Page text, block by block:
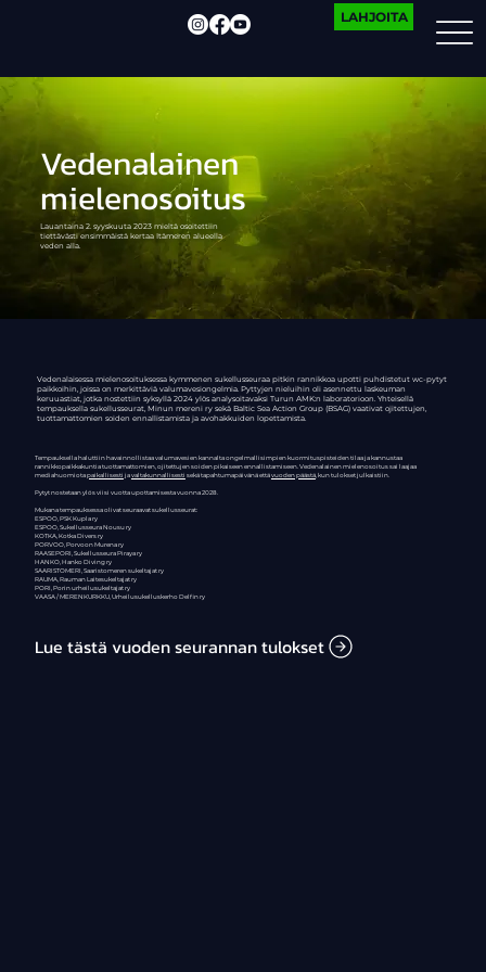
LAHJOITA
Vedenalainen
mielenosoitus
Lauantaina 2. syyskuuta 2023 mieltä osoitettiin
tiettävästi ensimmäistä kertaa Itämeren alueella
veden alla.
Vedenalaisessa mielenosoituksessa kymmenen sukellusseuraa pitkin rannikkoa upotti puhdistetut wc-pytyt
paikkoihin, joissa on merkittäviä valumavesiongelmia. Pyttyjen nieluihin oli asennettu laskeuman
keruuastiat, jotka nostettiin syksyllä 2024 ylös analysoitavaksi Turun AMK:n laboratorioon. Yhteisellä
tempauksella sukellusseurat, Minun mereni ry sekä Baltic Sea Action Group (BSAG) vaativat ojitettujen,
tuottamattomien soiden ennallistamista ja avohakkuiden lopettamista.
Tempauksella haluttiin havainnollistaa valumavesien kannalta ongelmallisimpien kuormituspisteiden tilaa ja kannustaa
rannikkopaikkakuntia tuottamattomien, ojitettujen soiden pikaiseen ennallistamiseen. Vedenalainen mielenosoitus sai laajaa
mediahuomiotapaikallisesti javaltakunnallisesti sekä tapahtumapäivänä ettävuoden päästä, kun tulokset julkaistiin.
Pytyt nostetaan ylös viisi vuotta upottamisesta vuonna 2028.
Mukana tempauksessa olivat seuraavat sukellusseurat:
ESPOO, PSK Kupla ry
ESPOO, Sukellusseura Nousu ry
KOTKA, Kotka Divers ry
PORVOO, Porvoon Murena ry
RAASEPORI, Sukellusseura Piraya ry
HANKO, Hanko Diving ry
SAARISTOMERI, Saaristomeren sukeltajat ry
RAUMA, Rauman Laitesukeltajat ry
PORI, Porin urheilusukeltajat ry
VAASA / MERENKURKKU, Urheilusukelluskerho Delfin ry
Lue tästä vuoden seurannan tulokset